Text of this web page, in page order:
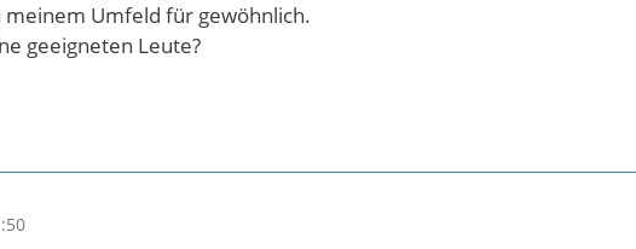
meinem Umfeld für gewöhnlich.
geeigneten Leute?